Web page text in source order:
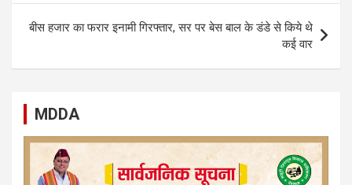
बीस हजार का फरार इनामी गिरफ्तार, सर पर बेस बाल के डंडे से किये थे
कई वार
MDDA